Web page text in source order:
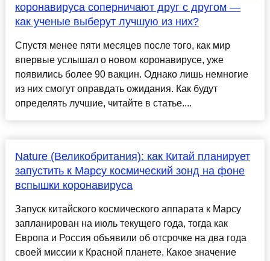
коронавируса соперничают друг с другом —
как ученые выберут лучшую из них?
Спустя менее пяти месяцев после того, как мир
впервые услышал о новом коронавирусе, уже
появились более 90 вакцин. Однако лишь немногие
из них смогут оправдать ожидания. Как будут
определять лучшие, читайте в статье....
Nature (Великобритания): как Китай планирует
запустить к Марсу космический зонд на фоне
вспышки коронавируса
Запуск китайского космического аппарата к Марсу
запланирован на июль текущего года, тогда как
Европа и Россия объявили об отсрочке на два года
своей миссии к Красной планете. Какое значение